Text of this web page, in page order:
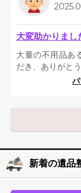
大変助かりまし
大量の不用品あ
だき、ありがと
新着の遺品